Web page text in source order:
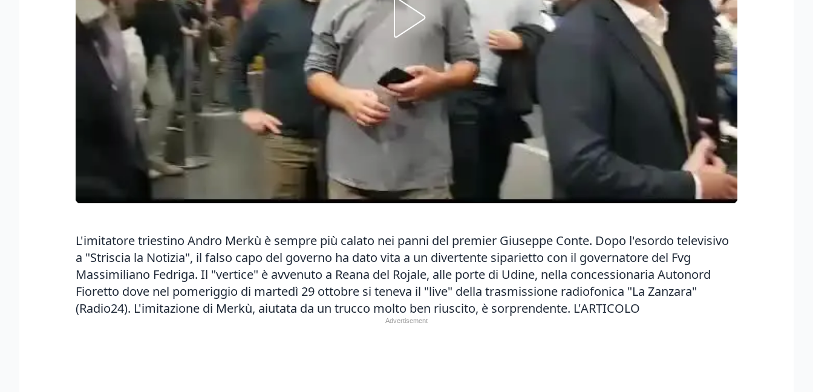
L'imitatore triestino Andro Merkù è sempre più calato nei panni del premier Giuseppe Conte. Dopo l'esordo televisivo
a "Striscia la Notizia", il falso capo del governo ha dato vita a un divertente siparietto con il governatore del Fvg
Massimiliano Fedriga. Il "vertice" è avvenuto a Reana del Rojale, alle porte di Udine, nella concessionaria Autonord
Fioretto dove nel pomeriggio di martedì 29 ottobre si teneva il "live" della trasmissione radiofonica "La Zanzara"
(Radio24). L'imitazione di Merkù, aiutata da un trucco molto ben riuscito, è sorprendente. L'ARTICOLO